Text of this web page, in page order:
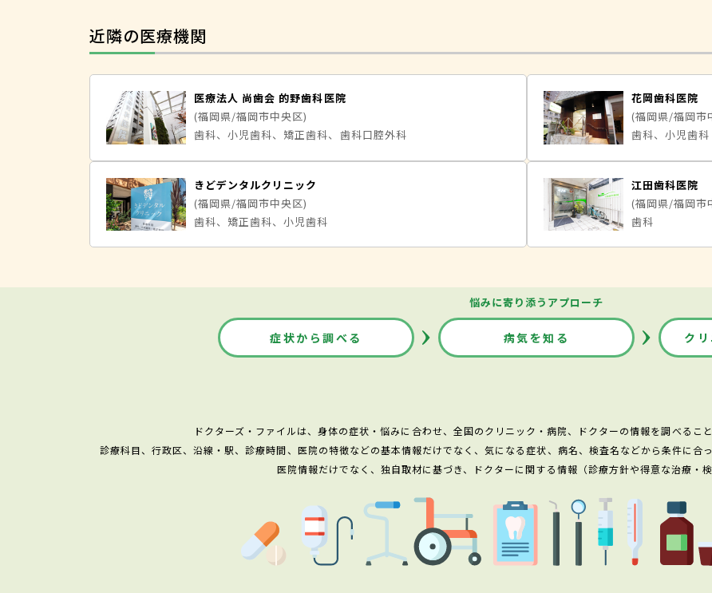
近隣の医療機関
医療法人 尚歯会 的野歯科医院
(福岡県/福岡市中央区)
歯科、小児歯科、矯正歯科、歯科口腔外科
花岡歯科医院
(福岡県/福岡市
歯科、小児歯科
きどデンタルクリニック
(福岡県/福岡市中央区)
歯科、矯正歯科、小児歯科
江田歯科医院
(福岡県/福岡市
歯科
悩みに寄り添うアプローチ
症状から調べる 病気を知る ク
ドクターズ・ファイルは、身体の症状・悩みに合わせ、全国のクリニック・病院、ドクターの情報を調べるこ
診療科目、行政区、沿線・駅、診療時間、医院の特徴などの基本情報だけでなく、気になる症状、病名、検査名などから条件に合
医院情報だけでなく、独自取材に基づき、ドクターに関する情報（診療方針や得意な治療・検